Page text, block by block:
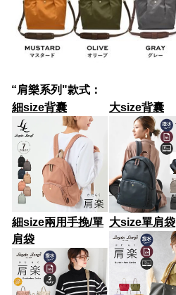
“肩樂系列"款式：
細size背囊
大size背囊
細size兩用手挽/單
肩袋
大size單肩袋